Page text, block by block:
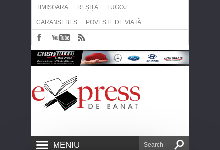
TIMIȘOARA REȘIȚA LUGOJ
CARANSEBEȘ POVESTE DE VIAȚĂ
MENIU